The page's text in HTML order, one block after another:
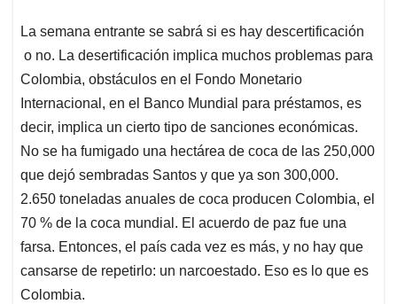
La semana entrante se sabrá si es hay descertificación
o no. La desertificación implica muchos problemas para
Colombia, obstáculos en el Fondo Monetario
Internacional, en el Banco Mundial para préstamos, es
decir, implica un cierto tipo de sanciones económicas.
No se ha fumigado una hectárea de coca de las 250,000
que dejó sembradas Santos y que ya son 300,000.
2.650 toneladas anuales de coca producen Colombia, el
70 % de la coca mundial. El acuerdo de paz fue una
farsa. Entonces, el país cada vez es más, y no hay que
cansarse de repetirlo: un narcoestado. Eso es lo que es
Colombia.